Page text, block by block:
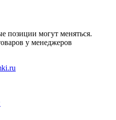
позиции могут меняться.
у менеджеров